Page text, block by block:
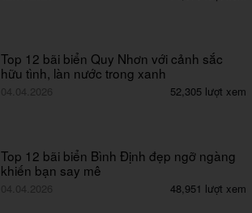
Top 12 bãi biển Quy Nhơn với cảnh sắc
hữu tình, làn nước trong xanh
04.04.2026 52,305 lượt xem
Top 12 bãi biển Bình Định đẹp ngỡ ngàng
khiến bạn say mê
04.04.2026 48,951 lượt xem